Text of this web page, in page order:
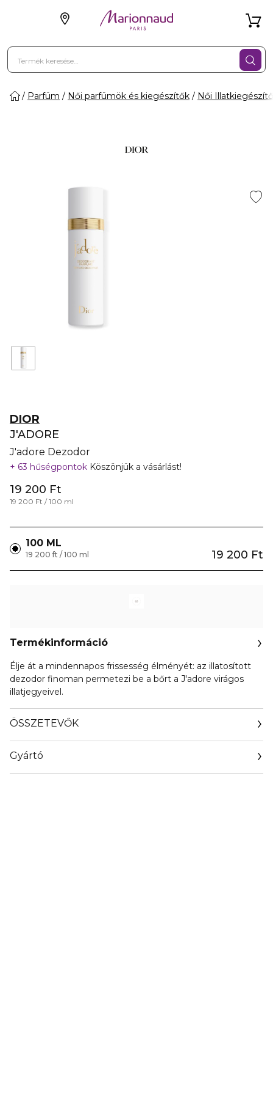
Parfüm Női parfümök és kiegészítők Női
DIOR
J'ADORE
J'adore Dezodor
63 hűségpontok Köszönjük a vásárlást!
19 200 Ft
19 200 Ft / 100 ml
100 ML
19 200 Ft
19 200 ft / 100 ml
Termékinformáció
Élje át a mindennapos frissesség élményét: az illatosított
dezodor finoman permetezi be a bőrt a J'adore virágos
illatjegyeivel.
ÖSSZETEVŐK
Gyártó